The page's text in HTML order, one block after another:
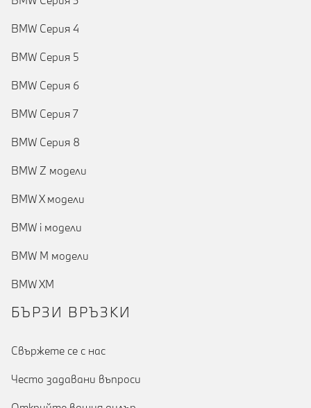
BMW Серия 4
BMW Серия 5
BMW Серия 6
BMW Серия 7
BMW Серия 8
BMW Z модели
BMW X модели
BMW i модели
BMW M модели
BMW XM
БЪРЗИ ВРЪЗКИ
Cвържете се с нас
Често задавани въпроси